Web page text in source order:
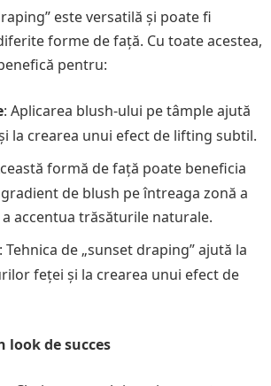
este versatilă și poate fi
forme de față. Cu toate acestea,
pentru:
: Aplicarea blush-ului pe tâmple ajută
la crearea unui efect de lifting subtil.
formă de față poate beneficia
de blush pe întreaga zonă a
accentua trăsăturile naturale.
Tehnica de „sunset draping” ajută la
feței și la crearea unui efect de
de succes